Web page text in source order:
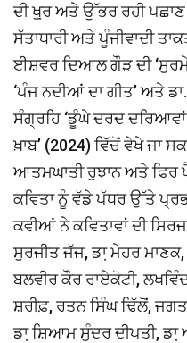
ਦੀ ਖੁ਼ਰ ਅਤੇ ਉੱਭਰ ਰਹੀ
ਸੱਤਾਧਾਰੀ ਅਤੇ ਪੂੰਜੀਵਾਦੀ
ਈਸ਼ਵਰ ਦਿਆਲ ਗੌੜ ਦੀ
‘ਪੰਜ ਨਦੀਆਂ ਦਾ ਗੀਤ’ ਅਤੇ
ਸੰਗ੍ਰਹਿ ‘ਡੂੰਘੇ ਦਰਦ
ਖ਼ਾਬ’ (2024) ਵਿੱਚੋਂ ਵੇਖੇ ਜਾ
ਆਤਮਘਾਤੀ ਰੁਝਾਨ ਅਤੇ ਫਿਰ
ਕਵਿਤਾ ਨੂੰ ਵੱਡੇ ਪੱਧਰ ਉੱਤੇ
ਕਵੀਆਂ ਨੇ ਕਵਿਤਾਵਾਂ ਦੀ
ਸੁਰਜੀਤ ਜੱਜ, ਡਾ਼ ਮੇਹਰ ਮਾਣਕ,
ਬਲਵੀਰ ਕੌਰ ਰਾਏਕੋਟੀ,
ਸ਼ਰੀਫ਼, ਰਤਨ ਸਿੰਘ ਢਿੱਲੋਂ,
ਡਾ਼ ਸ਼ਿਆਮ ਸੁੰਦਰ ਦੀਪਤੀ, ਡਾ਼